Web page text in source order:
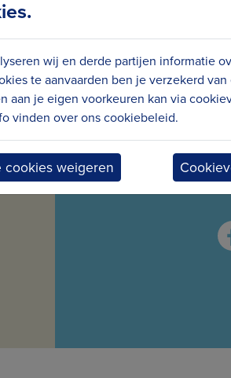
Wees meteen op
wij en derde partijen informatie
te aanvaarden ben je verzekerd
aan je eigen voorkeuren kan via
vinden over ons cookiebeleid.
cookies weigeren